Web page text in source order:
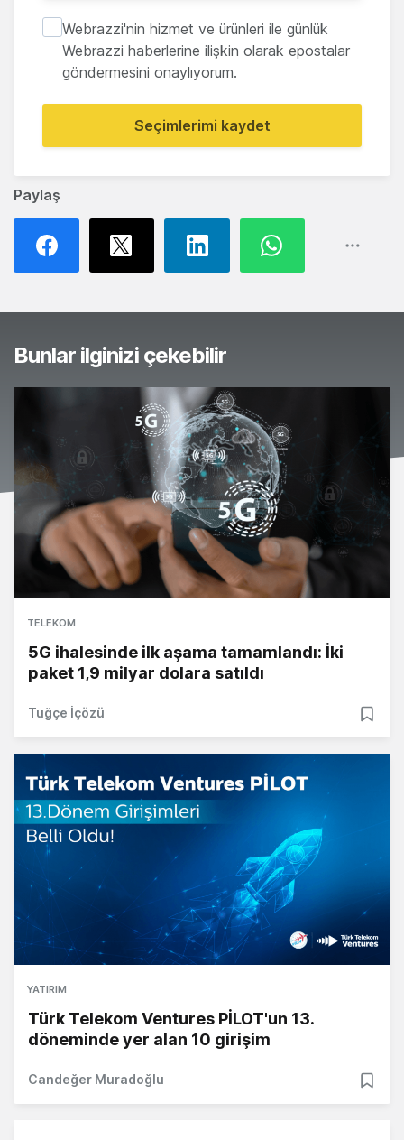
Paylaş
Webrazzi'nin hizmet ve ürünleri ile günlük
Webrazzi haberlerine ilişkin olarak epostalar
göndermesini onaylıyorum.
Seçimlerimi kaydet
Bunlar ilginizi çekebilir
TELEKOM
5G ihalesinde ilk aşama tamamlandı: İki
paket 1,9 milyar dolara satıldı
Tuğçe İçözü
YATIRIM
Türk Telekom Ventures PİLOT'un 13.
döneminde yer alan 10 girişim
Candeğer Muradoğlu